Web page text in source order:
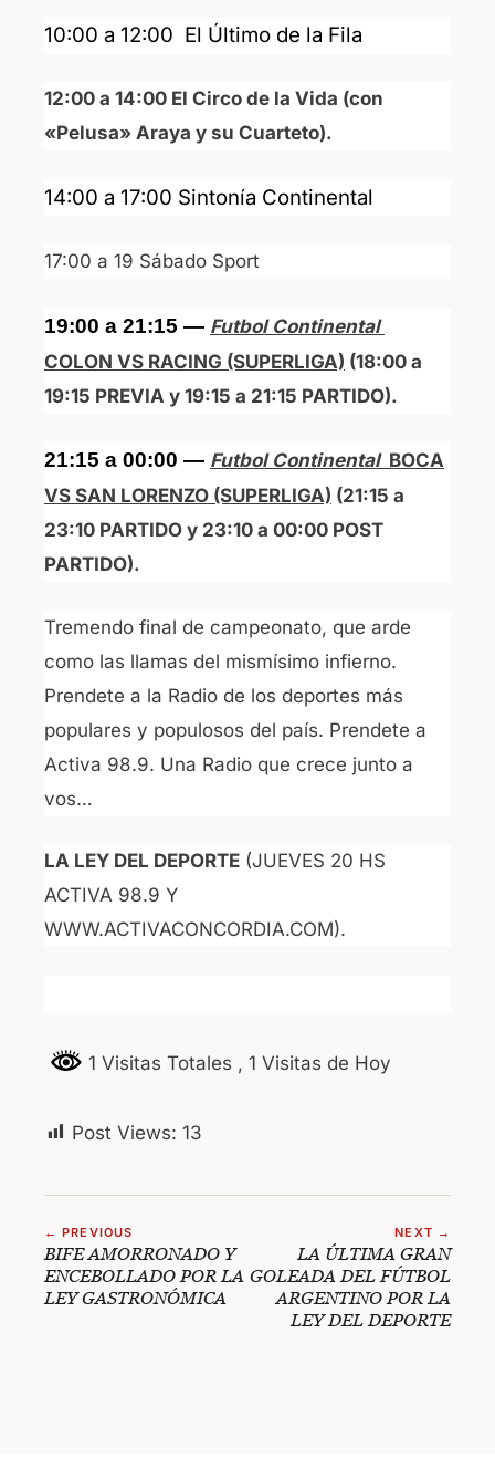
10:00 a 12:00 El Último de la Fila
12:00 a 14:00 El Circo de la Vida (con
«Pelusa» Araya y su Cuarteto).
14:00 a 17:00 Sintonía Continental
17:00 a 19 Sábado Sport
19:00 a 21:15 — Futbol Continental
COLON VS RACING (SUPERLIGA) (18:00 a
19:15 PREVIA y 19:15 a 21:15 PARTIDO).
21:15 a 00:00 — Futbol Continental BOCA
VS SAN LORENZO (SUPERLIGA) (21:15 a
23:10 PARTIDO y 23:10 a 00:00 POST
PARTIDO).
Tremendo final de campeonato, que arde
como las llamas del mismísimo infierno.
Prendete a la Radio de los deportes más
populares y populosos del país. Prendete a
Activa 98.9. Una Radio que crece junto a
vos…
LA LEY DEL DEPORTE (JUEVES 20 HS
ACTIVA 98.9 Y
WWW.ACTIVACONCORDIA.COM).
1 Visitas Totales , 1 Visitas de Hoy
Post Views: 13
← PREVIOUS
BIFE AMORRONADO Y
ENCEBOLLADO POR LA
LEY GASTRONÓMICA
NEXT →
LA ÚLTIMA GRAN
GOLEADA DEL FÚTBOL
ARGENTINO POR LA
LEY DEL DEPORTE